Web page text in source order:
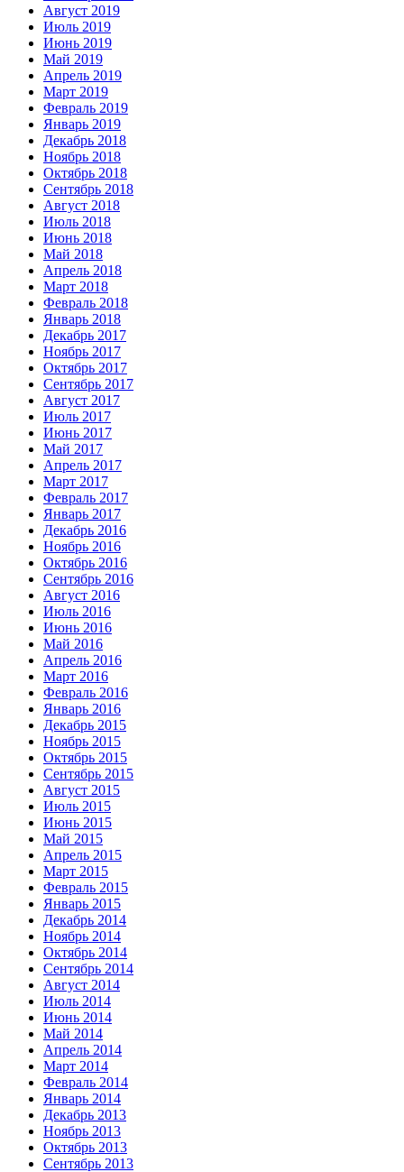
Август 2019
Июль 2019
Июнь 2019
Май 2019
Апрель 2019
Март 2019
Февраль 2019
Январь 2019
Декабрь 2018
Ноябрь 2018
Октябрь 2018
Сентябрь 2018
Август 2018
Июль 2018
Июнь 2018
Май 2018
Апрель 2018
Март 2018
Февраль 2018
Январь 2018
Декабрь 2017
Ноябрь 2017
Октябрь 2017
Сентябрь 2017
Август 2017
Июль 2017
Июнь 2017
Май 2017
Апрель 2017
Март 2017
Февраль 2017
Январь 2017
Декабрь 2016
Ноябрь 2016
Октябрь 2016
Сентябрь 2016
Август 2016
Июль 2016
Июнь 2016
Май 2016
Апрель 2016
Март 2016
Февраль 2016
Январь 2016
Декабрь 2015
Ноябрь 2015
Октябрь 2015
Сентябрь 2015
Август 2015
Июль 2015
Июнь 2015
Май 2015
Апрель 2015
Март 2015
Февраль 2015
Январь 2015
Декабрь 2014
Ноябрь 2014
Октябрь 2014
Сентябрь 2014
Август 2014
Июль 2014
Июнь 2014
Май 2014
Апрель 2014
Март 2014
Февраль 2014
Январь 2014
Декабрь 2013
Ноябрь 2013
Октябрь 2013
Сентябрь 2013